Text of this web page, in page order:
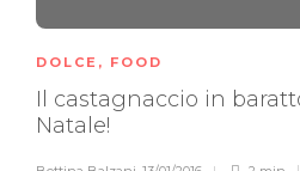
DOLCE , FOOD
Il castagnaccio in
Natale!